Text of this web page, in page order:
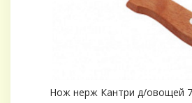
Нож нерж Кантри д/овощей